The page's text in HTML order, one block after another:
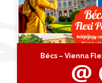
Bécs – Vienna